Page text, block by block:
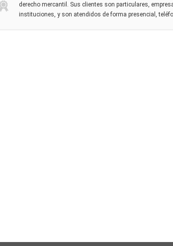
derecho mercantil. Sus clientes son particulares,
instituciones, y son atendidos de forma presencial,